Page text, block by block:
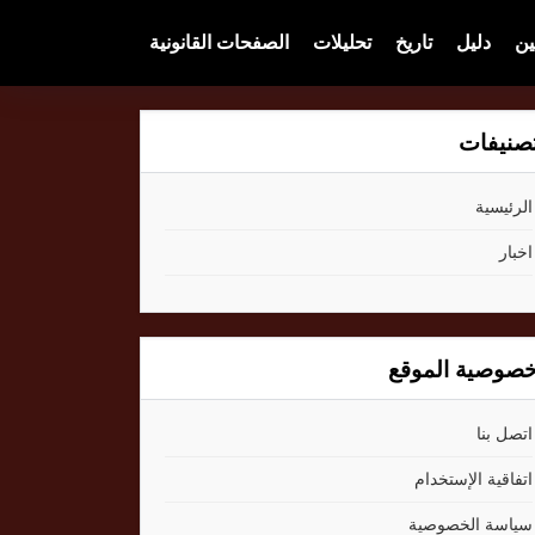
دليل تاريخ تحليلات الصفحات القانونية
الرئيسية
اخبار
الموقع
اتصل بنا
اتفاقية الإستخدام
سياسة الخصوصية